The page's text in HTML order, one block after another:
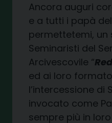
Ancora auguri
e a tutti i papà
permettetemi, un
Seminaristi del
Arcivescovile “
ed ai loro
l’intercessione di
invocato come
sempre più in